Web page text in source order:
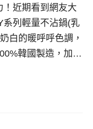
近期看到網友大
系列輕量不沾鍋(乳
白的暖呼呼色調，
韓國製造，加…